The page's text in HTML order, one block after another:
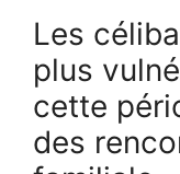
Les
plus
cette
des